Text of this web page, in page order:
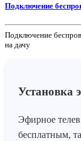
Подключение
Подключение
на дачу
Установка
Эфирное
бесплатным,